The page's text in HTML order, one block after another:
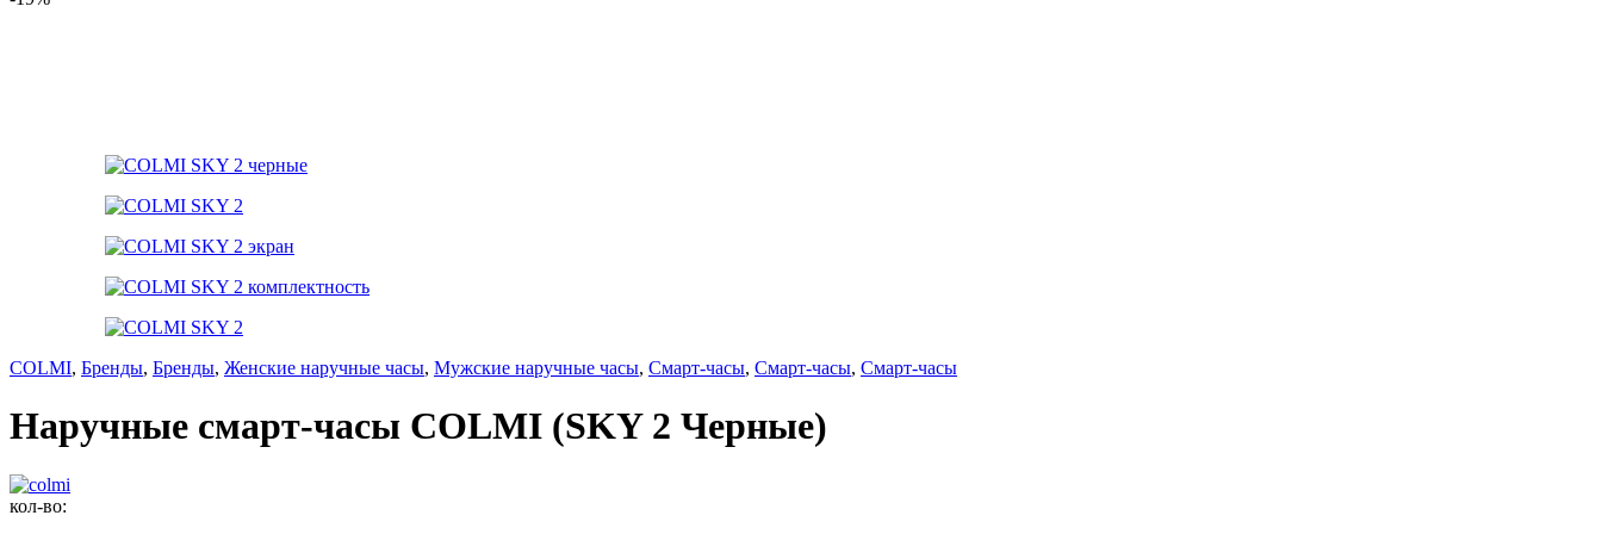
COLMI, Бренды, Бренды, Женские наручные часы, Мужские наручные часы, Смарт-часы, Смарт-часы, Смарт-часы
Наручные смарт-часы COLMI (SKY 2 Черные)
кол-во: